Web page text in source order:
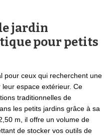
jardin
pour petits
pour ceux qui recherchent une
espace extérieur. Ce
traditionnelles de
les petits jardins grâce à sa
m, il offre un volume de
de stocker vos outils de